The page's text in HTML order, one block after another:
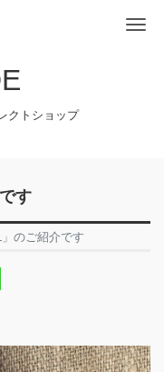
クトショップ
す
のご紹介です